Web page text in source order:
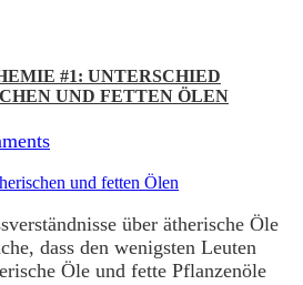
#1: UNTERSCHIED
UND FETTEN ÖLEN
über ätherische Öle
dass den wenigsten Leuten
Öle und fette Pflanzenöle